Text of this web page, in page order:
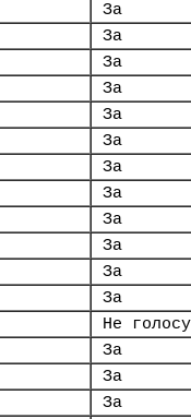
За
За
За
За
За
За
За
За
За
За
За
За
Не
За
За
За